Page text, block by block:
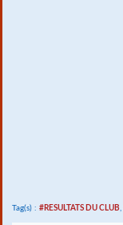
Tag(s) : #RESULTATS DU CLUB,